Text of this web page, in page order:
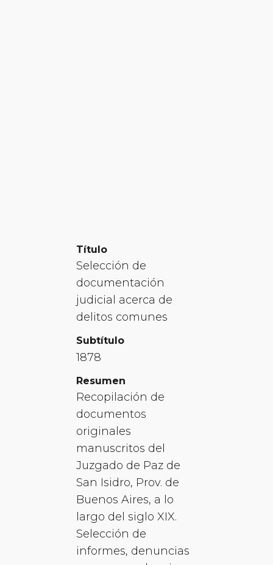
Título
Selección de
documentación
judicial acerca de
delitos comunes
Subtítulo
1878
Resumen
Recopilación de
documentos
originales
manuscritos del
Juzgado de Paz de
San Isidro, Prov. de
Buenos Aires, a lo
largo del siglo XIX.
Selección de
informes, denuncias